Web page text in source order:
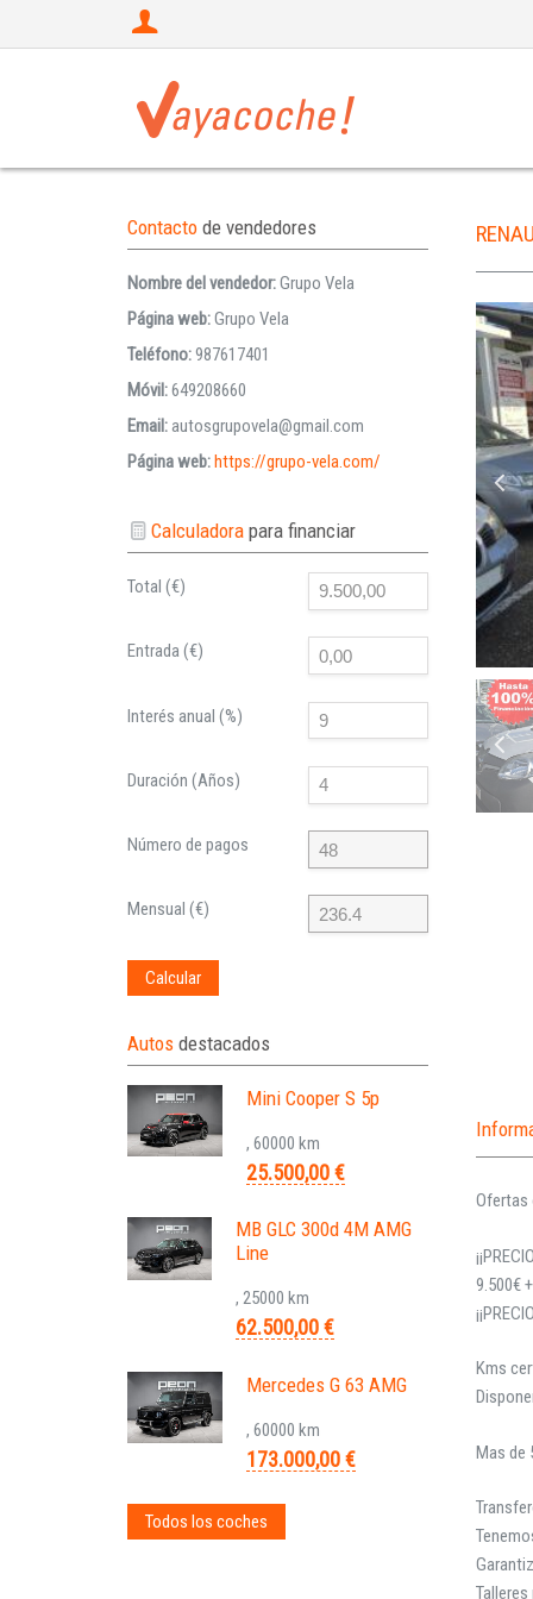
Ofertas
9.500€
Kms
Mas de
Contacto de vendedores
Nombre del vendedor:Grupo Vela
Página web:Grupo Vela
Teléfono:987617401
Móvil:649208660
Email:autosgrupovela@gmail.com
Página web:https://grupo-vela.com/
Calculadorapara financiar
Total (€)
Entrada (€)
Interés anual (%)
Duración (Años)
Número de pagos
Mensual (€)
Calcular
Autos destacados
Mini Cooper S 5p
, 60000 km
25.500,00 €
MB GLC 300d 4M AMG
Line
, 25000 km
62.500,00 €
Mercedes G 63 AMG
, 60000 km
173.000,00 €
Todos los coches